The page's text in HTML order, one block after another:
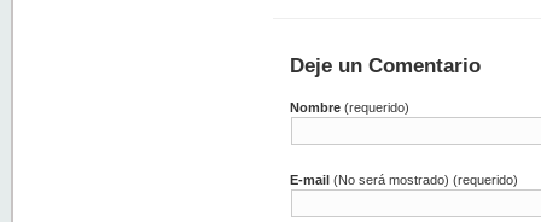
Deje un Comentario
Nombre (requerido)
E-mail (No será mostrado) (requerido)